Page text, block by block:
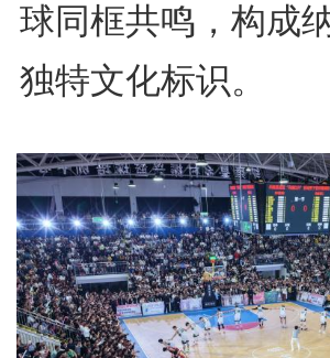
球同框共鸣，构成
独特文化标识。